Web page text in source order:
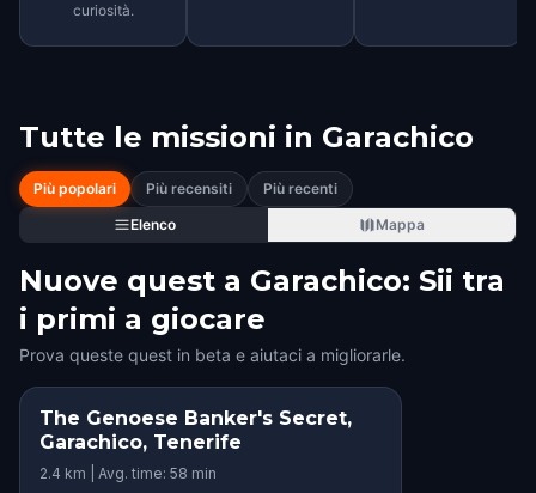
curiosità.
Tutte le missioni in Garachico
Più popolari Più recensiti
Più recenti
Elenco
Mappa
Nuove quest a Garachico: Sii tra
i primi a giocare
Prova queste quest in beta e aiutaci a migliorarle.
The Genoese Banker's Secret,
Garachico, Tenerife
2.4 km | Avg. time: 58 min